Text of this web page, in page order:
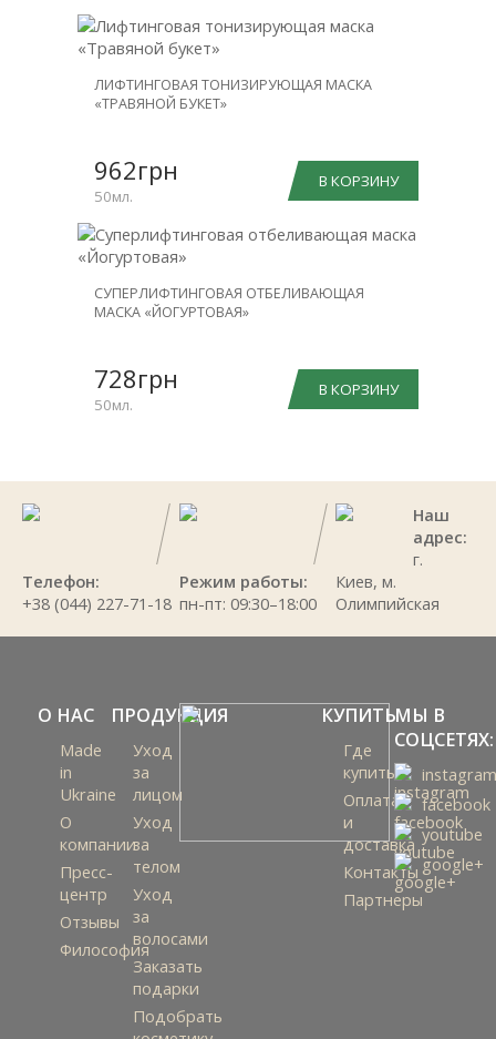
ЛИФТИНГОВАЯ ТОНИЗИРУЮЩАЯ МАСКА
«ТРАВЯНОЙ БУКЕТ»
В КОРЗИНУ
962грн
50мл.
СУПЕРЛИФТИНГОВАЯ ОТБЕЛИВАЮЩАЯ
МАСКА «ЙОГУРТОВАЯ»
В КОРЗИНУ
728грн
50мл.
Телефон:
+38 (044) 227-71-18
Режим работы:
пн-пт: 09:30–18:00
Наш
адрес:
г.
Киев, м.
Олимпийская
О НАС
Made
in
Ukraine
О
компании
Пресс-
центр
Отзывы
Философия
ПРОДУКЦИЯ
Уход
за
лицом
Уход
за
телом
Уход
за
волосами
Заказать
подарки
Подобрать
КУПИТЬ
Где
купить
Оплата
и
доставка
Контакты
Партнеры
МЫ В
СОЦСЕТЯХ:
instagram
facebook
youtube
google+